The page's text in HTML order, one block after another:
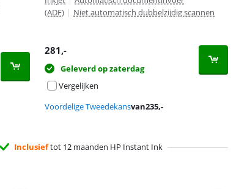
(ADF) | Niet automatisch dubbelzijdig scannen
281,-
Geleverd op zaterdag
Vergelijken
Voordelige Tweedekansvan235,-
Inclusieftot 12 maanden HP Instant Ink